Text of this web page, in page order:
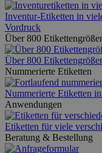
Inventur-Etiketten in
Vordruck
Über 800
Über 800
Nummerierte Etiketten
Nummerierte Etiketten
Anwendungen
Etiketten für viele
Beratung & Bestellung